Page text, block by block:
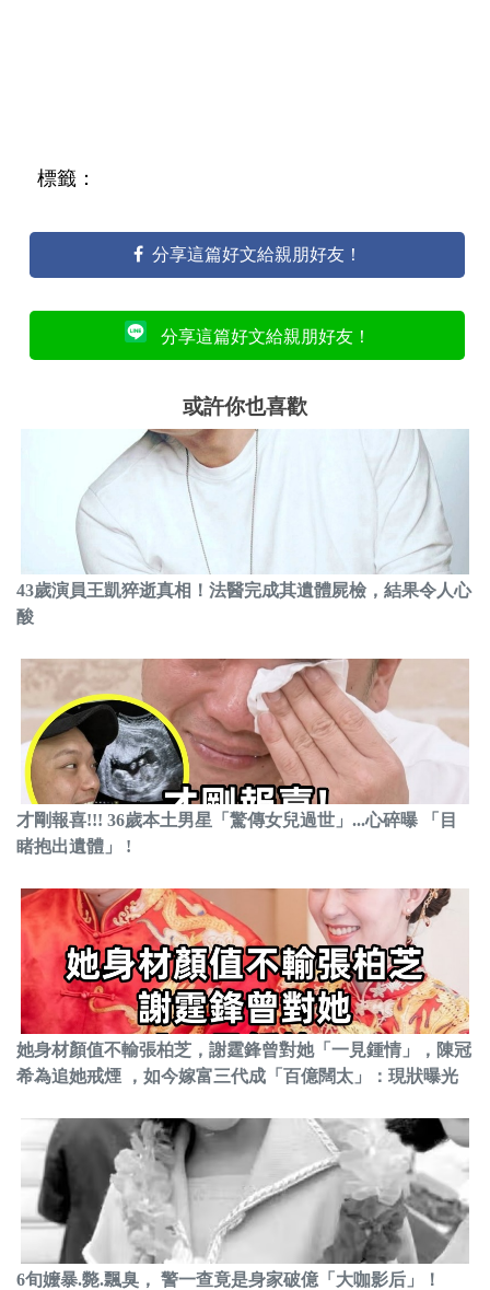
標籤：
分享這篇好文給親朋好友！
分享這篇好文給親朋好友！
或許你也喜歡
43歲演員王凱猝逝真相！法醫完成其遺體屍檢，結果令人心
酸
才剛報喜!!! 36歲本土男星「驚傳女兒過世」...心碎曝 「目
睹抱出遺體」 !
她身材顏值不輸張柏芝，謝霆鋒曾對她「一見鍾情」，陳冠
希為追她戒煙 ，如今嫁富三代成「百億闊太」：現狀曝光
6旬嬤暴.斃.飄臭， 警一查竟是身家破億「大咖影后」！